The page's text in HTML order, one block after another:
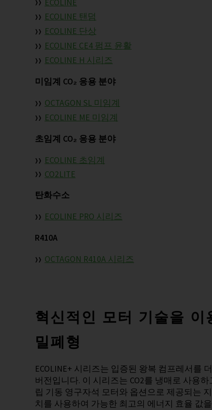
ECOLINE
ECOLINE 탠덤
ECOLINE 단상
ECOLINE CE4 펌프 윤활
ECOLINE H 시리즈
미임계 CO₂ 응용 분야
OCTAGON SL 미임계
ECOLINE ME 미임계
초임계 CO₂ 응용 분야
ECOLINE 초임계
CO2LITE
탄화수소
ECOLINE PRO 시리즈
R410A
OCTAGON R410A 시리즈
혁신적인 모터 기술을 이
밀폐형
ECOLINE+ 시리즈는 입증된 왕복 컴프레서를
버전입니다. 이 시리즈는 CO2를 냉매로 사용
립 기동 영구자석 모터와 옵션으로 제공되는
치를 사용하여 가능한 최고의 에너지 효율 값